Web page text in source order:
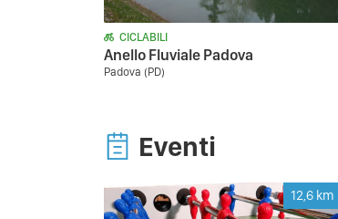
CICLABILI
Anello Fluviale Padova
Padova (PD)
Eventi
12,6 km